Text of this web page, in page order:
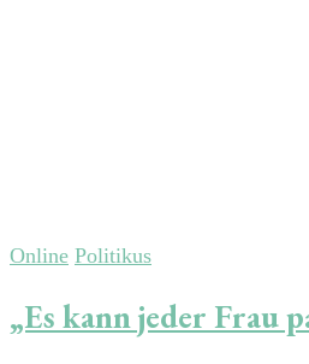
Online Politikus
„Es kann jeder Frau